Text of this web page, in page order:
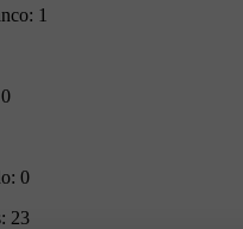
1
0
0
23